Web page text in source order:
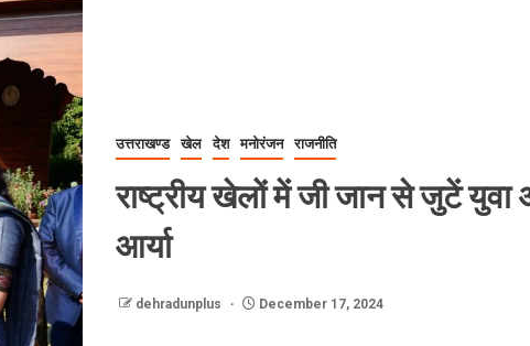
उत्तराखण्ड खेल देश मनोरंजन राजनीति
राष्ट्रीय खेलों में जी जान से जुटें युवा
आर्या
dehradunplus December 17, 2024